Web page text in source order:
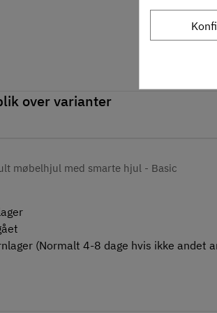
over varianter
(Normalt 4-8 dage hvis ikke andet